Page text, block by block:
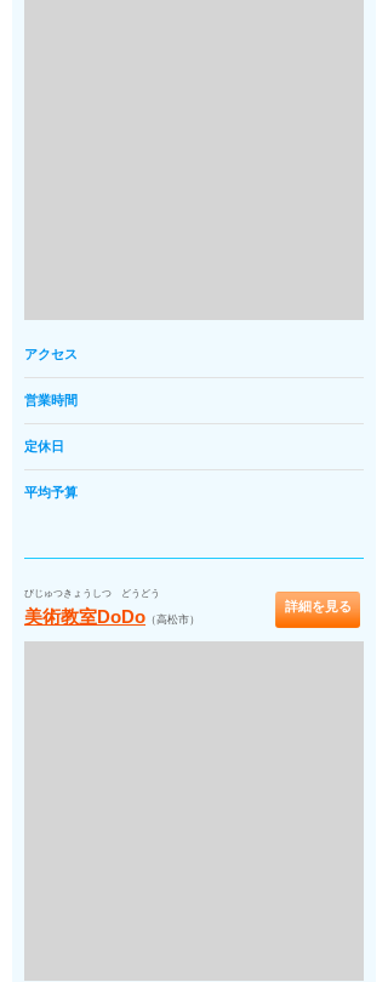
アクセス
営業時間
定休日
平均予算
びじゅつきょうしつ どうどう
美術教室DoDo （高松市）
詳細を見る